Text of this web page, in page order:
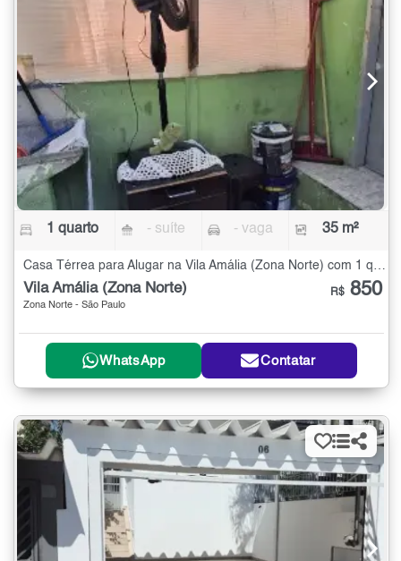
1 quarto - suíte - vaga 35 m²
Casa Térrea para Alugar na Vila Amália (Zona Norte) com 1 quarto - 35 m²
Vila Amália (Zona Norte)
Zona Norte - São Paulo
R$ 850
WhatsApp Contatar